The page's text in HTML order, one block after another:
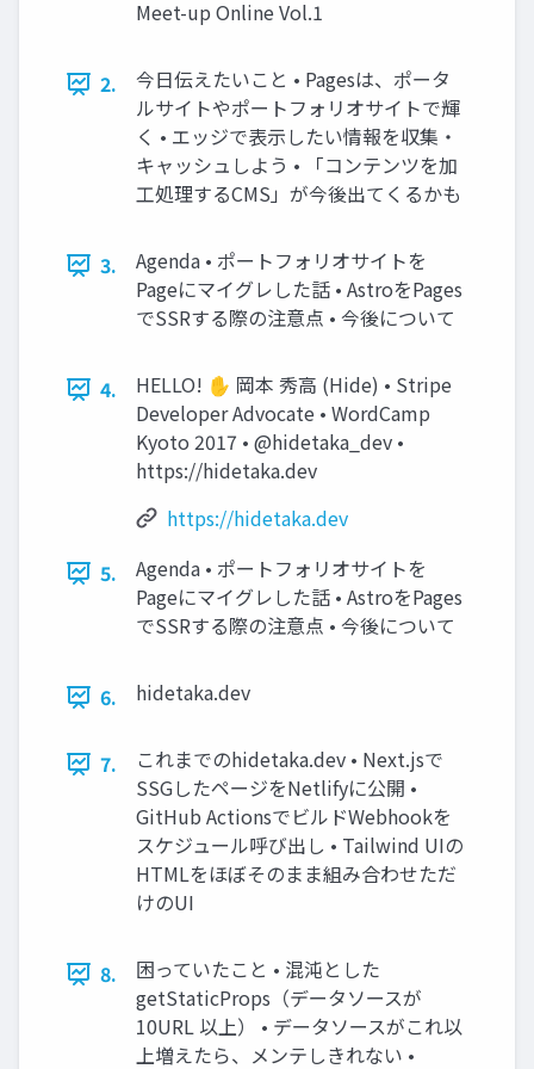
Meet-up Online Vol.1
2.
今日伝えたいこと • Pagesは、ポータ
ルサイトやポートフォリオサイトで輝
く • エッジで表示したい情報を収集・
キャッシュしよう • 「コンテンツを加
工処理するCMS」が今後出てくるかも
3.
Agenda • ポートフォリオサイトを
Pageにマイグレした話 • AstroをPages
でSSRする際の注意点 • 今後について
4.
HELLO! ✋ 岡本 秀高 (Hide) • Stripe
Developer Advocate • WordCamp
Kyoto 2017 • @hidetaka_dev •
https://hidetaka.dev
https://hidetaka.dev
5.
Agenda • ポートフォリオサイトを
Pageにマイグレした話 • AstroをPages
でSSRする際の注意点 • 今後について
6. hidetaka.dev
7.
これまでのhidetaka.dev • Next.jsで
SSGしたページをNetlifyに公開 •
GitHub ActionsでビルドWebhookを
スケジュール呼び出し • Tailwind UIの
HTMLをほぼそのまま組み合わせただ
けのUI
8.
困っていたこと • 混沌とした
getStaticProps（データソースが
10URL 以上） • データソースがこれ以
上増えたら、メンテしきれない •